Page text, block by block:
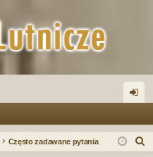
og
Często zadawane pytania